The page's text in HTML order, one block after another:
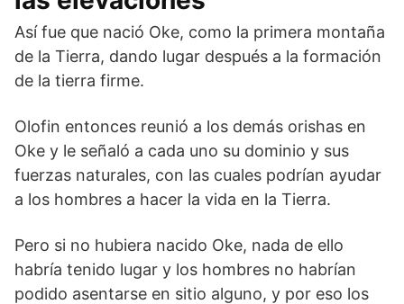
Así fue que nació Oke, como la primera montaña
de la Tierra, dando lugar después a la formación
de la tierra firme.
Olofin entonces reunió a los demás orishas en
Oke y le señaló a cada uno su dominio y sus
fuerzas naturales, con las cuales podrían ayudar
a los hombres a hacer la vida en la Tierra.
Pero si no hubiera nacido Oke, nada de ello
habría tenido lugar y los hombres no habrían
podido asentarse en sitio alguno, y por eso los